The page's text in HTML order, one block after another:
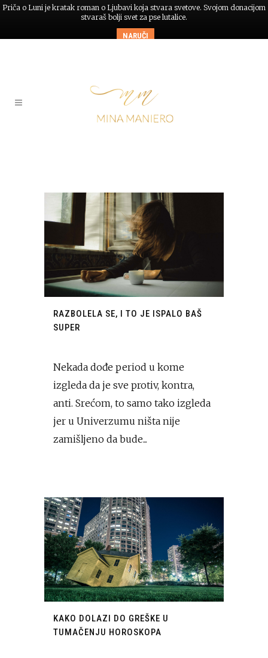
Priča o Luni je kratak roman o Ljubavi koja stvara svetove. Svojom donacijom
stvaraš bolji svet za pse lutalice.
NARUČI
RAZBOLELA SE, I TO JE ISPALO BAŠ
SUPER
Nekada dođe period u kome
izgleda da je sve protiv, kontra,
anti. Srećom, to samo tako izgleda
jer u Univerzumu ništa nije
zamišljeno da bude...
KAKO DOLAZI DO GREŠKE U
TUMAČENJU HOROSKOPA